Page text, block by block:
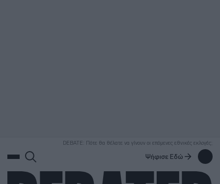
DEBATE: Πότε θα θέλατε να γίνουν οι επόμενες εθνικές εκλογές;
Ψήφισε Εδώ